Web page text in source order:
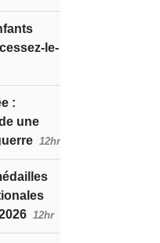
le-
:
une
12hr
12hr